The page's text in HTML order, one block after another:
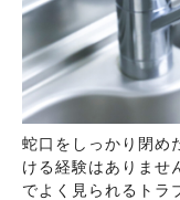
蛇口をしっかり閉め
ける経験はありま
でよく見られるトラ